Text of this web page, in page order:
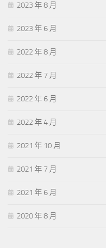
2023 年 8 月
2023 年 6 月
2022 年 8 月
2022 年 7 月
2022 年 6 月
2022 年 4 月
2021 年 10 月
2021 年 7 月
2021 年 6 月
2020 年 8 月